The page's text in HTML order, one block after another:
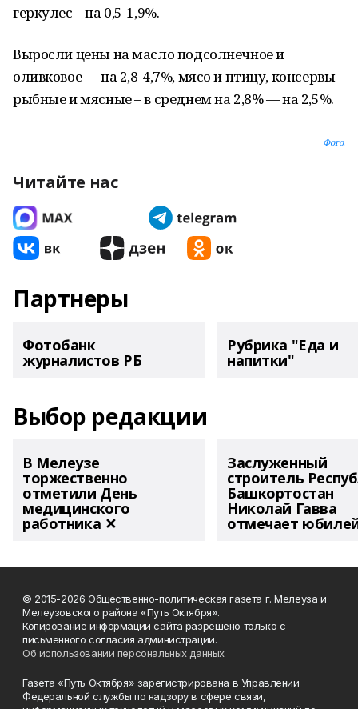
геркулес – на 0,5-1,9%.
Выросли цены на масло подсолнечное и
оливковое — на 2,8-4,7%, мясо и птицу, консервы
рыбные и мясные – в среднем на 2,8% — на 2,5%.
Фото.
Читайте нас
Партнеры
Фотобанк
журналистов РБ
Рубрика "Еда и
напитки"
Выбор редакции
В Мелеузе
торжественно
отметили День
медицинского
работника ✕
Заслуженный
строитель
Башкортостан
Николай Гавва
отмечает
© 2015-2026 Общественно-политическая газета г. Мелеуза и
Мелеузовского района «Путь Октября».
Копирование информации сайта разрешено только с
письменного согласия администрации.
Об использовании персональных данных
Газета «Путь Октября» зарегистрирована в Управлении
Федеральной службы по надзору в сфере связи,